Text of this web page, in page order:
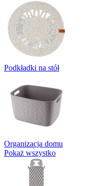
Podkładki na stół
Organizacja domu
Pokaż wszystko